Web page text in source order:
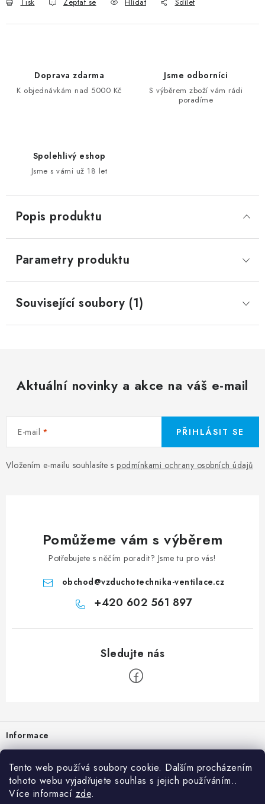
Tento web používá soubory cookie. Dalším procházením
tohoto webu vyjadřujete souhlas s jejich používáním..
Více informací zde.
Doprava zdarma
K objednávkám nad 5000 Kč
Jsme odborníci
S výběrem zboží vám rádi
poradíme
Spolehlivý eshop
Jsme s vámi už 18 let
Popis produktu
Parametry produktu
Související soubory (1)
Aktuální novinky a akce na váš e-mail
E-mail
Vložením e-mailu souhlasíte s podmínkami ochrany osobních údajů
PŘIHLÁSIT SE
Pomůžeme vám s výběrem
Potřebujete s něčím poradit? Jsme tu pro vás!
obchod@vzduchotechnika-ventilace.cz
+420 602 561 897
Informace
Prodejna
Rady a tipy